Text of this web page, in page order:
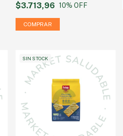
$3.713,96 10% OFF
SIN STOCK